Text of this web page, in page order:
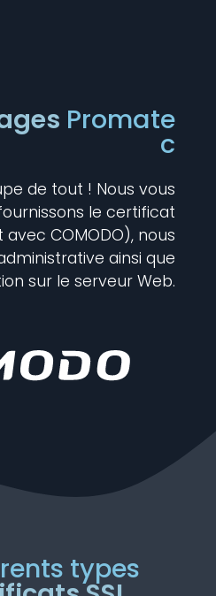
Promate
c
de tout ! Nous vous
le certificat
COMODO), nous
ainsi que
sur le serveur Web.
types